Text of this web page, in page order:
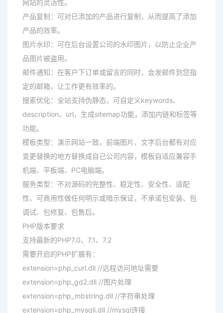
网站的灵活性。
产品复制：可对已添加的产品进行复制，从而提高了添加
产品的效率。
图片水印：可在后台设置公司的水印图片，以防止企业产
品图片被盗用。
邮件通知：在客户下订单或留言的同时，会发邮件到您指
定的邮箱，让工作更有效率的。
搜索优化：全站支持伪静态，可自定义keywords、
description、url，生成sitemap功能，添加内链和标签等
功能。
模板类型：演示网站一致，前端图片、文字后台都有对应
变更替换的地方替换成自己公司内容，模板自适应兼容手
机端、平板端、PC电脑端。
服务类型：不对源码的完整性、稳定性、安全性、适配
性、可商用性做任何明示或暗示保证，不承诺包安装、包
调试、包修复、包售后。
PHP版本要求
支持最新的PHP7.0、7.1、7.2
需要开启的PHP扩展有：
extension=php_curl.dll //远程访问地址需要
extension=php_gd2.dll //图片处理
extension=php_mbstring.dll //字符串处理
extension=php_mysqli.dll //mysql连接